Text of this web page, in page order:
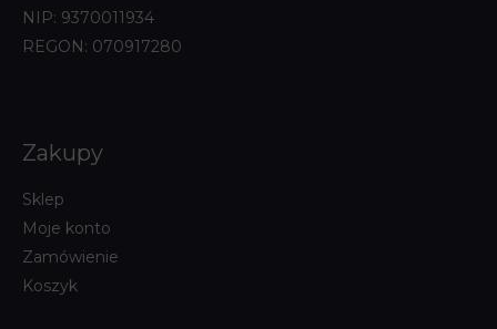
NIP: 9370011934
REGON: 070917280
Zakupy
Sklep
Moje konto
Zamówienie
Koszyk